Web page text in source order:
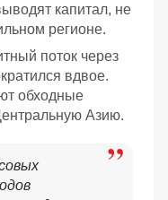
капитал, не
регионе.
поток через
вдвое.
обходные
Азию.